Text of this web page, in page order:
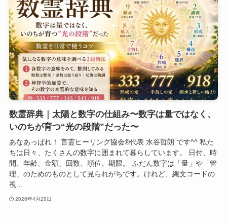
数霊辞典｜太陽と数字の仕組み〜数字は量ではなく、
いのちが育つ“光の段階”だった〜
あなあっぱれ！ 言霊ヒーリング協会®代表 水谷哲朗 です^^ 私た
ちは日々、たくさんの数字に囲まれて暮らしています。 日付、時
間、年齢、金額、回数、順位、期限。 ふだん数字は「量」や「管
理」のためのものとして見られがちです。けれど、縄文コードの
視...
2026年4月28日